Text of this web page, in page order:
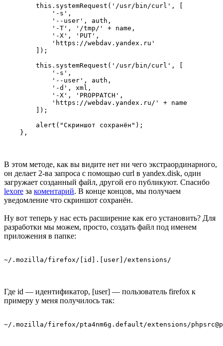
        this.systemRequest('/usr/bin/curl', [
            '-s',
            '--user', auth,
            '-T', '/tmp/' + name,
            '-X', 'PUT',
            'https://webdav.yandex.ru'
        ]);
        this.systemRequest('/usr/bin/curl', [
            '-s',
            '--user', auth,
            '-d', xml,
            '-X', 'PROPPATCH',
            'https://webdav.yandex.ru/' + name
        ]);
        alert("Скриншот сохранён");
В этом методе, как вы видите нет ни чего экстраординарного,
он делает 2-ва запроса с помощью curl в yandex.disk, один
загружает созданный файл, другой его публикуют. Спасибо
lexore за коментарий. В конце концов, мы получаем
уведомление что скриншот сохранён.
Ну вот теперь у нас есть расширение как его установить? Для
разработки мы можем, просто, создать файл под именем
приложения в папке:
~/.mozilla/firefox/[id].[user]/extensions/
Где id — идентификатор, [user] — пользователь firefox к
примеру у меня получилось так:
~/.mozilla/firefox/pta4nm6g.default/extensions/